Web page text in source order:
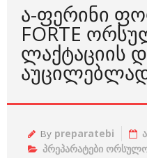
Ა-ᲤᲔᲠᲘᲜᲘ
FORTE
ᲚᲐᲥᲢᲐᲪᲘᲘᲡ
By preparatebi
პრეპარატები